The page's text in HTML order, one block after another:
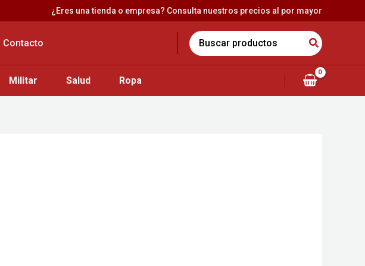
¿Eres una tienda o empresa? Consulta nuestros precios al por mayor
Contacto
Search
for:
Militar Salud Ropa